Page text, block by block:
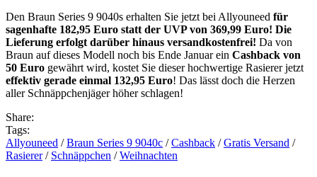
Den Braun Series 9 9040s erhalten Sie jetzt bei Allyouneed für
sagenhafte 182,95 Euro statt der UVP von 369,99 Euro! Die
Lieferung erfolgt darüber hinaus versandkostenfrei! Da von
Braun auf dieses Modell noch bis Ende Januar ein Cashback von
50 Euro gewährt wird, kostet Sie dieser hochwertige Rasierer jetzt
effektiv gerade einmal 132,95 Euro! Das lässt doch die Herzen
aller Schnäppchenjäger höher schlagen!
Share:
Tags:
Allyouneed /Braun Series 9 9040c /Cashback /Gratis Versand /
Rasierer/ Schnäppchen /Weihnachten